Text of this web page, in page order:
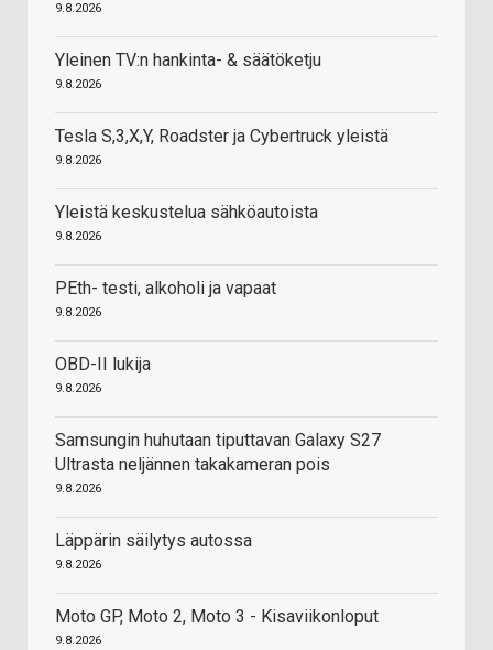
9.8.2026
Yleinen TV:n hankinta- & säätöketju
9.8.2026
Tesla S,3,X,Y, Roadster ja Cybertruck yleistä
9.8.2026
Yleistä keskustelua sähköautoista
9.8.2026
PEth- testi, alkoholi ja vapaat
9.8.2026
OBD-II lukija
9.8.2026
Samsungin huhutaan tiputtavan Galaxy S27
Ultrasta neljännen takakameran pois
9.8.2026
Läppärin säilytys autossa
9.8.2026
Moto GP, Moto 2, Moto 3 - Kisaviikonloput
9.8.2026